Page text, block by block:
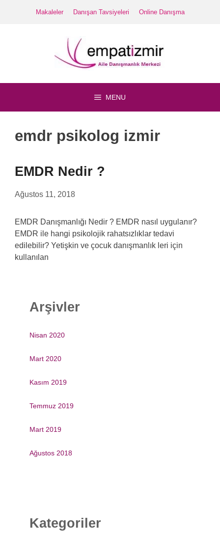
Makaleler Danışan Tavsiyeleri Online Danışma
MENU
emdr psikolog izmir
EMDR Nedir ?
Ağustos 11, 2018
EMDR Danışmanlığı Nedir ? EMDR nasıl uygulanır?
EMDR ile hangi psikolojik rahatsızlıklar tedavi
edilebilir? Yetişkin ve çocuk danışmanlık leri için
kullanılan
Arşivler
Nisan 2020
Mart 2020
Kasım 2019
Temmuz 2019
Mart 2019
Ağustos 2018
Kategoriler